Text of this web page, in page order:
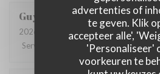
advertenties of
te geven. Klik
accepteer alle',
'Personaliseer'
voorkeuren te
Guy
2026-07-23
- 13:00 - Gasten 4
Service
Atmosfeer: 5/5 Keuken :